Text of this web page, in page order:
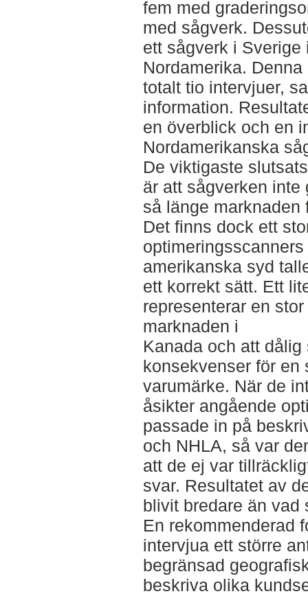
fem med
med sågverk.
ett sågverk i
Nordamerika.
totalt tio intervjuer,
information.
en överblick och en
Nordamerikanska
De viktigaste
är att sågverken inte
så länge marknaden
Det finns dock ett
amerikanska syd
ett korrekt sätt. Ett
representerar en
marknaden i
Kanada och att
konsekvenser för en
varumärke. När de
åsikter angående
passade in på
och NHLA, så var
att de ej var
svar. Resultatet av
blivit bredare än vad
En rekommenderad
intervjua ett större
begränsad
beskriva olika